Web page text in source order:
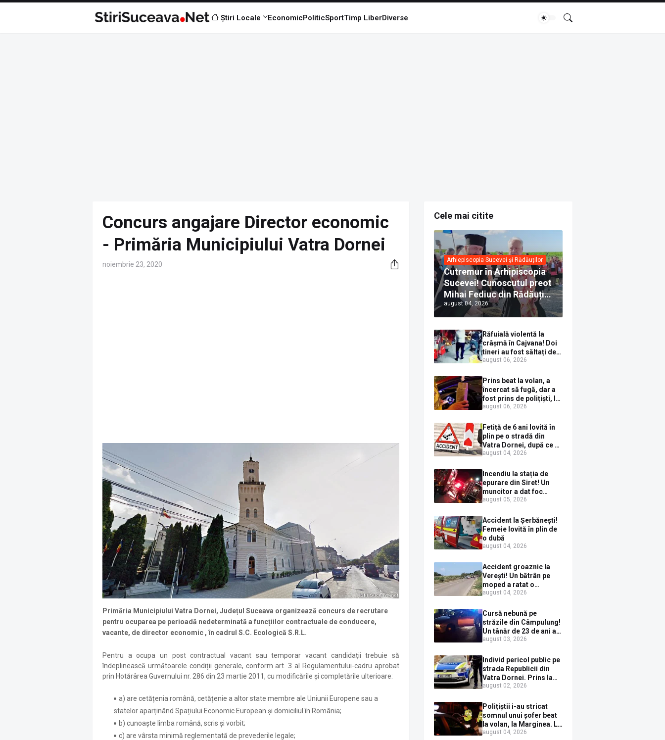
Știri Locale EconomicPoliticSportTimp LiberDiverse
Concurs angajare Director economic
- Primăria Municipiului Vatra Dornei
noiembrie 23, 2020
Primăria Municipiului Vatra Dornei, Județul Suceava organizează concurs de recrutare
pentru ocuparea pe perioadă nedeterminată a funcțiilor contractuale de conducere,
vacante, de director economic , în cadrul S.C. Ecologică S.R.L.
Pentru a ocupa un post contractual vacant sau temporar vacant candidații trebuie să
îndeplinească următoarele condiții generale, conform art. 3 al Regulamentului-cadru aprobat
prin Hotărârea Guvernului nr. 286 din 23 martie 2011, cu modificările și completările ulterioare:
a) are cetățenia română, cetățenie a altor state membre ale Uniunii Europene sau a
statelor aparținând Spațiului Economic European și domiciliul în România;
b) cunoaște limba română, scris și vorbit;
c) are vârsta minimă reglementată de prevederile legale;
Cele mai citite
Arhiepiscopia Sucevei și Rădăuților
Cutremur în Arhipiscopia
Sucevei! Cunoscutul preot
Mihai Fediuc din Rădăuți a
trecut la Biserica Creștină
Ortodoxă Valahă. ÎPS
Calinic anunță că îi
pregătește judecata
canonică
august 04, 2026
Răfuială violentă la
crâșmă în Cajvana! Doi
tineri au fost săltați de
polițiști după un scandal
distruse
august 06, 2026
Prins beat la volan, a
încercat să fugă, dar a
fost prins de polițiști, la
Dorna Candrenilor.
1,59 mg/l alcool pur în
aerul expirat
august 06, 2026
Fetiță de 6 ani lovită în
plin pe o stradă din
Vatra Dornei, după ce a
ieșit în fața mașinii prin
august 04, 2026
Incendiu la stația de
epurare din Siret! Un
muncitor a dat foc
pompelor de apă în timp
combustibil
august 05, 2026
Accident la Șerbănești!
Femeie lovită în plin de
o dubă
august 04, 2026
Accident groaznic la
Verești! Un bătrân pe
moped a ratat o
depășire și a ajuns sub
august 04, 2026
Cursă nebună pe
străzile din Câmpulung!
Un tânăr de 23 de ani a
fugit de poliție cu un
un gard de pe strada
Sirenei
august 03, 2026
Individ pericol public pe
strada Republicii din
Vatra Dornei. Prins la
volan cu mașina
plină zi
august 02, 2026
Polițiștii i-au stricat
somnul unui șofer beat
la volan, la Marginea. L-
au trezit instant cu un
august 04, 2026